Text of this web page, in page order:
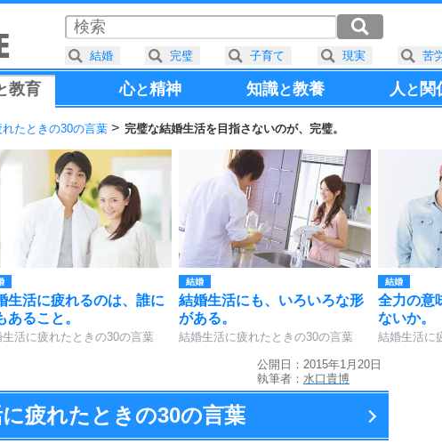
教育 心と精神 知識と教養 人と 関
たときの30の言葉 完璧な結婚生活を目指さないのが、完璧。
生活に疲れるのは、誰に
あること。
生活に疲れたときの30の言葉
結婚
結婚生活にも、いろいろな形
がある。
結婚生活に疲れたときの30の言葉
結婚
全力の意
ないか。
結婚生活に
公開日：2015年1月20日
執筆者： 水口貴博
疲れたときの30の言葉
結婚 完璧 子育て 現実 苦